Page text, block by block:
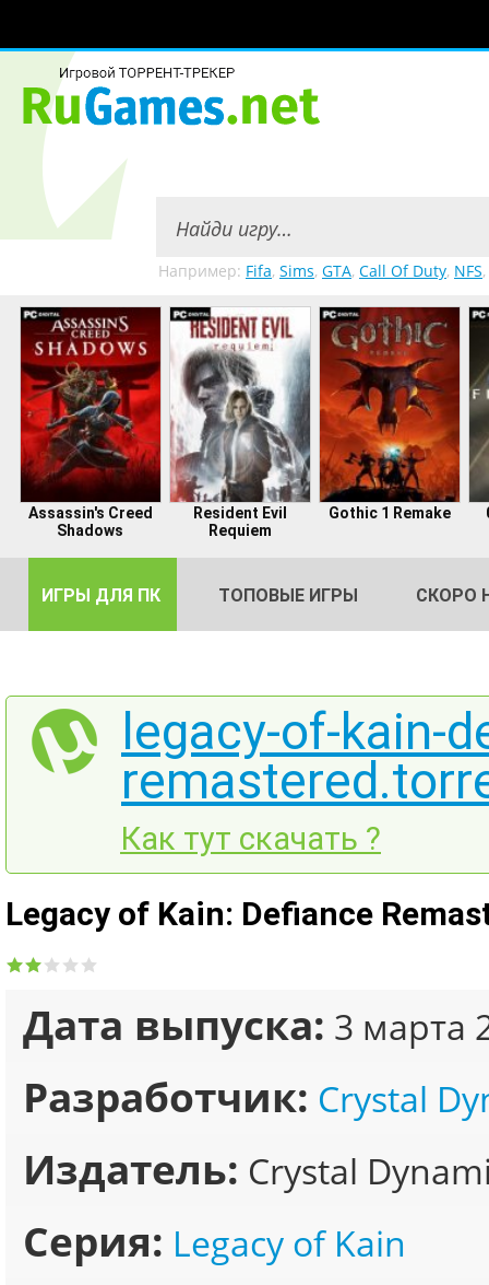
Например: Fifa, Sims, GTA, Call Of Duty, NFS,
Assassin's Creed
Shadows
Resident Evil
Requiem
Gothic 1 Remake
ИГРЫ ДЛЯ ПК ТОПОВЫЕ ИГРЫ СКОРО
legacy-of-kain-
Как тут скачать ?
Legacy of Kain: Defiance
Дата выпуска: 3 марта
Разработчик: Crystal
Издатель: Crystal
Серия: Legacy of Kain